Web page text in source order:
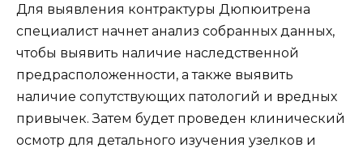
Для выявления контрактуры Дюпюитрена
специалист начнет анализ собранных данных,
чтобы выявить наличие наследственной
предрасположенности, а также выявить
наличие сопутствующих патологий и вредных
привычек. Затем будет проведен клинический
осмотр для детального изучения узелков и